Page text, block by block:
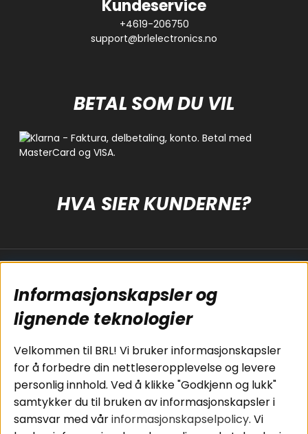
Kundeservice
+4619-206750
support@brlelectronics.no
BETAL SOM DU VIL
HVA SIER KUNDERNE?
Koblingsguide for
subwoofers
Tilkobling av
bilforsterker
Koblingsguide for
midbasser
Butikker
Våre ambassadører
Cookies
Kjøpsvilkår
Personvernpolicy
Service / Garanti /
Retur
Informasjonskapsler og
lignende teknologier
Velkommen til BRL! Vi bruker informasjonskapsler
for å forbedre din nettleseropplevelse og levere
personlig innhold. Ved å klikke "Godkjenn og lukk"
samtykker du til bruken av informasjonskapsler i
samsvar med vårinformasjonskapselpolicy. Vi